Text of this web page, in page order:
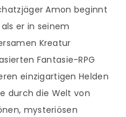
Amon beginnt
er in seinem
Kreatur
Fantasie-RPG
einzigartigen Helden
durch die Welt von
mysteriösen